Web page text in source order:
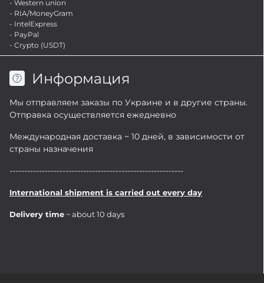
- Western union
- RIA/MoneyGram
- IntelExpress
- PayPal
- Crypto (USDT)
Информация
Мы отправляем заказы по Украине и в другие страны.
Отправка осуществляется ежедневно
Международная доставка ~ 10 дней, в зависимости от
страны назначения
-----------------------------------------------------------
International shipment is carried out every day
Delivery time ~ about 10 days